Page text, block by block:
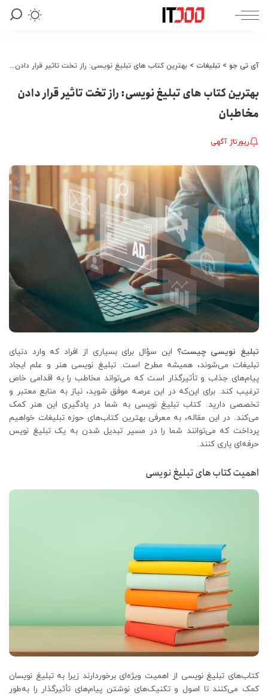
آی تی جو > تبلیغات > بهترین کتاب های تبلیغ نویسی: راز تخت تاثیر قرار دادن مخاطبان
بهترین کتاب های تبلیغ نویسی: راز تخت تاثیر قرار دادن
مخاطبان
رپورتاژ آگهی
تبلیغ نویسی چیست؟ این سؤال برای بسیاری از افراد که وارد دنیای
تبلیغات می‌شوند، همیشه مطرح است. تبلیغ نویسی هنر و علم ایجاد
پیام‌های جذاب و تأثیرگذار است که می‌تواند مخاطب را به اقدامی خاص
ترغیب کند. برای این‌که در این عرصه موفق شوید، نیاز به منابع معتبر و
تخصصی دارید. کتاب تبلیغ نویسی به شما در یادگیری این هنر کمک
می‌کند. در این مقاله، به معرفی بهترین کتاب‌های حوزه تبلیغات خواهیم
پرداخت که می‌توانند شما را در مسیر تبدیل شدن به یک تبلیغ نویس
حرفه‌ای یاری کنند.
اهمیت کتاب های تبلیغ نویسی
کتاب‌های تبلیغ نویسی از اهمیت ویژه‌ای برخوردارند زیرا به تبلیغ نویسان
کمک می‌کنند تا اصول و تکنیک‌های نوشتن پیام‌های تأثیرگذار را به‌طور